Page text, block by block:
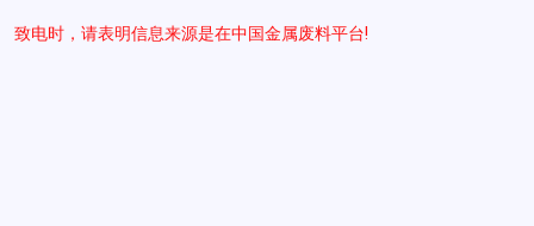
致电时，请表明信息来源是在中国金属废料平台!